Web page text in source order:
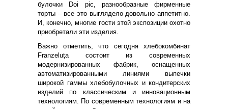
булочки Doi pic, разнообразные фирменные
торты – все это выглядело довольно аппетитно.
И, конечно, многие гости этой экспозиции охотно
приобретали эти изделия.
Важно отметить, что сегодня хлебокомбинат
Franzeluţa состоит из современных
модернизированных фабрик, оснащенных
автоматизированными линиями выпечки
широкой гаммы хлебобулочных и кондитерских
изделий по классическим и инновационным
технологиям. По современным технологиям и на